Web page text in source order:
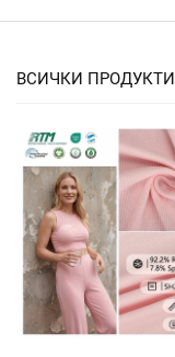
ВСИЧКИ ПРОДУКТИ